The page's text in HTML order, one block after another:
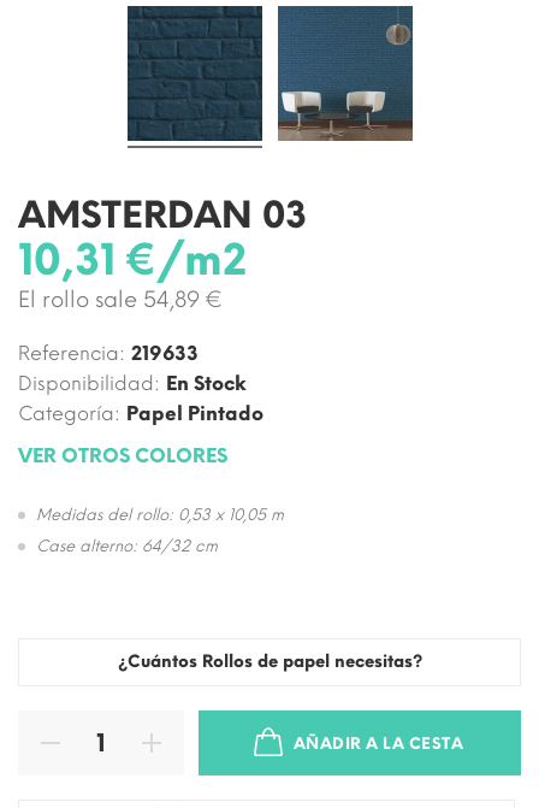
AMSTERDAN 03
10,31 €/m2
El rollo sale 54,89 €
Referencia: 219633
Disponibilidad: En Stock
Categoría: Papel Pintado
VER OTROS COLORES
Medidas del rollo: 0,53 x 10,05 m
Case alterno: 64/32 cm
¿Cuántos Rollos de papel necesitas?
AÑADIR A LA CESTA